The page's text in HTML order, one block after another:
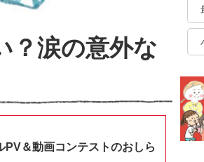
？涙の意外な
PV＆動画コンテストのおしら